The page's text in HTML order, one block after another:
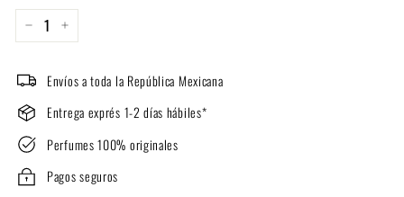
+
Envíos a toda la República Mexicana
Entrega exprés 1-2 días hábiles*
Perfumes 100% originales
Pagos seguros